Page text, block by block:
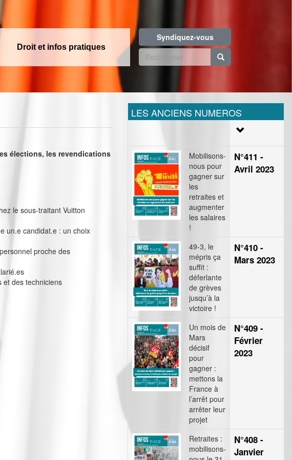
Droit et infos pratiques
Syndiquez-vous
Formulaire
recherche
élections, les revendications
le sous-traitant Vuitton
un.e candidat.e : un choix
proche des
et des techniciens
LES ANCIENS NUMEROS
Mobilisons-
nous pour
gagner sur
les
retraites et
augmenter
les salaires
!
N°411 -
Avril 2023
49-3, le
mépris ça
suffit :
déferlante
de grèves
jusqu’à la
victoire !
N°410 -
Mars 2023
Un mois de
Mars
décisif
pour
gagner :
mettons la
France à
l’arrêt pour
arrêter leur
projet
N°409 -
Février
2023
Retraites :
mobilisons-
N°408 -
Janvier